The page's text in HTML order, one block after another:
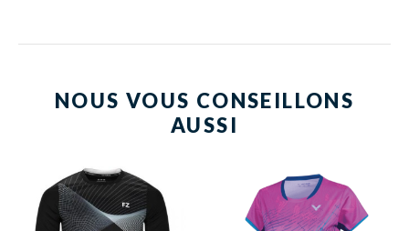
NOUS VOUS CONSEILLONS
AUSSI